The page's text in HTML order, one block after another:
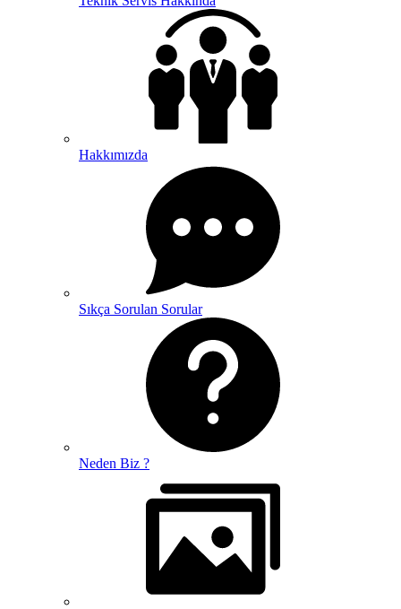
Hakkımızda
Sıkça Sorulan Sorular
Neden Biz ?